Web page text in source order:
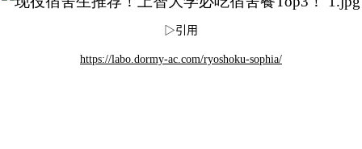
▷引用
https://labo.dormy-ac.com/ryoshoku-sophia/